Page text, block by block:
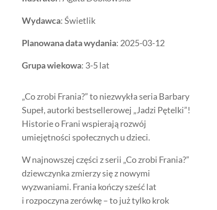
Wydawca: Świetlik
Planowana data wydania: 2025-03-12
Grupa wiekowa: 3-5 lat
„Co zrobi Frania?” to niezwykła seria Barbary
Supeł, autorki bestsellerowej „Jadzi Pętelki”!
Historie o Frani wspierają rozwój
umiejętności społecznych u dzieci.
W najnowszej części z serii „Co zrobi Frania?”
dziewczynka zmierzy się z nowymi
wyzwaniami. Frania kończy sześć lat
i rozpoczyna zerówkę – to już tylko krok